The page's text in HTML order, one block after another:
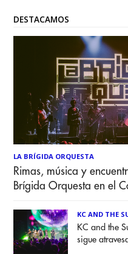
DESTACAMOS
LA BRÍGIDA ORQUESTA
Rimas, música y
Brígida Orquesta en el
KC AND THE
KC and the
sigue